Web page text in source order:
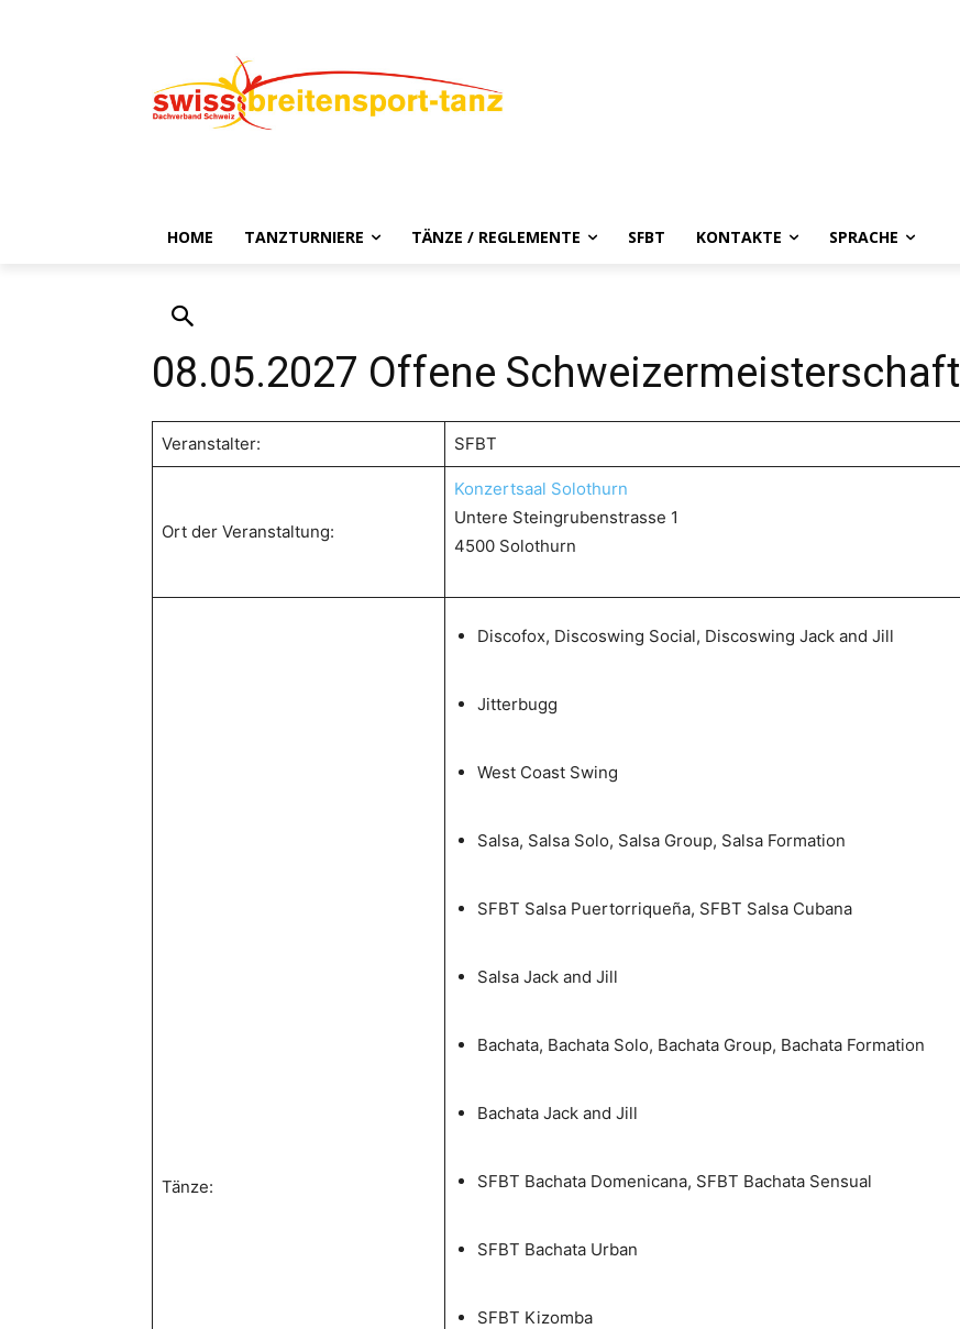
HOME TANZTURNIERE TÄNZE / REGLEMENTE SFBT KONTAKTE SPRACHE
08.05.2027 Offene Schweizermeisterschaft
Veranstalter: SFBT
Ort der Veranstaltung:
Konzertsaal Solothurn
Untere Steingrubenstrasse 1
4500 Solothurn
Tänze:
Discofox, Discoswing Social, Discoswing Jack and Jill
Jitterbugg
West Coast Swing
Salsa, Salsa Solo, Salsa Group, Salsa Formation
SFBT Salsa Puertorriqueña, SFBT Salsa Cubana
Salsa Jack and Jill
Bachata, Bachata Solo, Bachata Group, Bachata Formation
Bachata Jack and Jill
SFBT Bachata Domenicana, SFBT Bachata Sensual
SFBT Bachata Urban
SFBT Kizomba